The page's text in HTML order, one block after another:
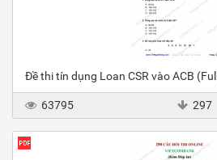
Đề thi tín dụng Loan CSR vào ACB
63795 297